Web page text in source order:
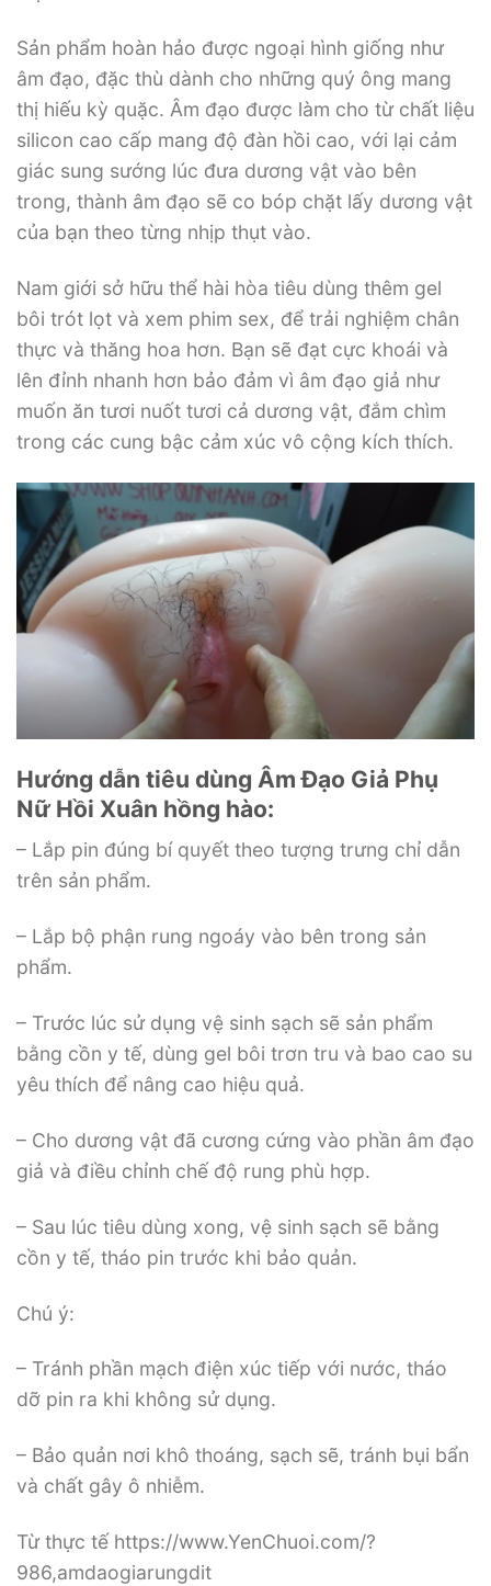
Sản phẩm hoàn hảo được ngoại hình giống như
âm đạo, đặc thù dành cho những quý ông mang
thị hiếu kỳ quặc. Âm đạo được làm cho từ chất liệu
silicon cao cấp mang độ đàn hồi cao, với lại cảm
giác sung sướng lúc đưa dương vật vào bên
trong, thành âm đạo sẽ co bóp chặt lấy dương vật
của bạn theo từng nhịp thụt vào.
Nam giới sở hữu thể hài hòa tiêu dùng thêm gel
bôi trót lọt và xem phim sex, để trải nghiệm chân
thực và thăng hoa hơn. Bạn sẽ đạt cực khoái và
lên đỉnh nhanh hơn bảo đảm vì âm đạo giả như
muốn ăn tươi nuốt tươi cả dương vật, đắm chìm
trong các cung bậc cảm xúc vô cộng kích thích.
Hướng dẫn tiêu dùng Âm Đạo Giả Phụ
Nữ Hồi Xuân hồng hào:
– Lắp pin đúng bí quyết theo tượng trưng chỉ dẫn
trên sản phẩm.
– Lắp bộ phận rung ngoáy vào bên trong sản
phẩm.
– Trước lúc sử dụng vệ sinh sạch sẽ sản phẩm
bằng cồn y tế, dùng gel bôi trơn tru và bao cao su
yêu thích để nâng cao hiệu quả.
– Cho dương vật đã cương cứng vào phần âm đạo
giả và điều chỉnh chế độ rung phù hợp.
– Sau lúc tiêu dùng xong, vệ sinh sạch sẽ bằng
cồn y tế, tháo pin trước khi bảo quản.
Chú ý:
– Tránh phần mạch điện xúc tiếp với nước, tháo
dỡ pin ra khi không sử dụng.
– Bảo quản nơi khô thoáng, sạch sẽ, tránh bụi bẩn
và chất gây ô nhiễm.
Từ thực tế https://www.YenChuoi.com/?
986,amdaogiarungdit